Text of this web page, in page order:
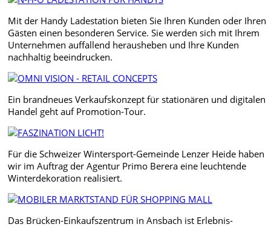
Mit der Handy Ladestation bieten Sie Ihren Kunden oder Ihren
Gästen einen besonderen Service. Sie werden sich mit Ihrem
Unternehmen auffallend herausheben und Ihre Kunden
nachhaltig beeindrucken.
Ein brandneues Verkaufskonzept für stationären und digitalen
Handel geht auf Promotion-Tour.
Für die Schweizer Wintersport-Gemeinde Lenzer Heide haben
wir im Auftrag der Agentur Primo Berera eine leuchtende
Winterdekoration realisiert.
Das Brücken-Einkaufszentrum in Ansbach ist Erlebnis-